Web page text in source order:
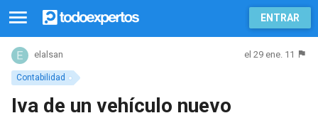
ENTRAR
Contabilidad
elalsan el 29 ene. 11
Iva de un vehículo nuevo